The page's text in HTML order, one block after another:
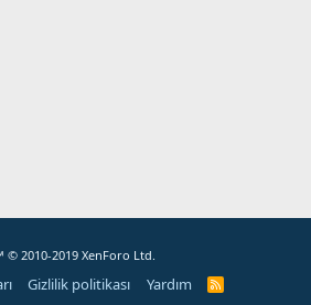
© 2010-2019 XenForo Ltd.
Gizlilik politikası Yardım
R